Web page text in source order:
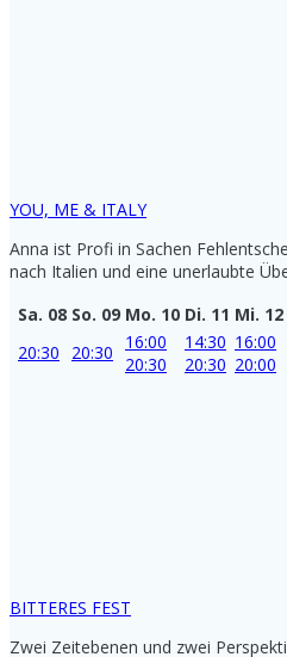
YOU, ME & ITALY
Anna ist Profi in Sachen
nach Italien und eine unerlaubte
Sa. 08 So. 09 Mo. 10 Di. 11 Mi. 12
20:30
20:30
16:00
20:30
14:30
20:30
16:00
20:00
BITTERES FEST
Zwei Zeitebenen und zwei